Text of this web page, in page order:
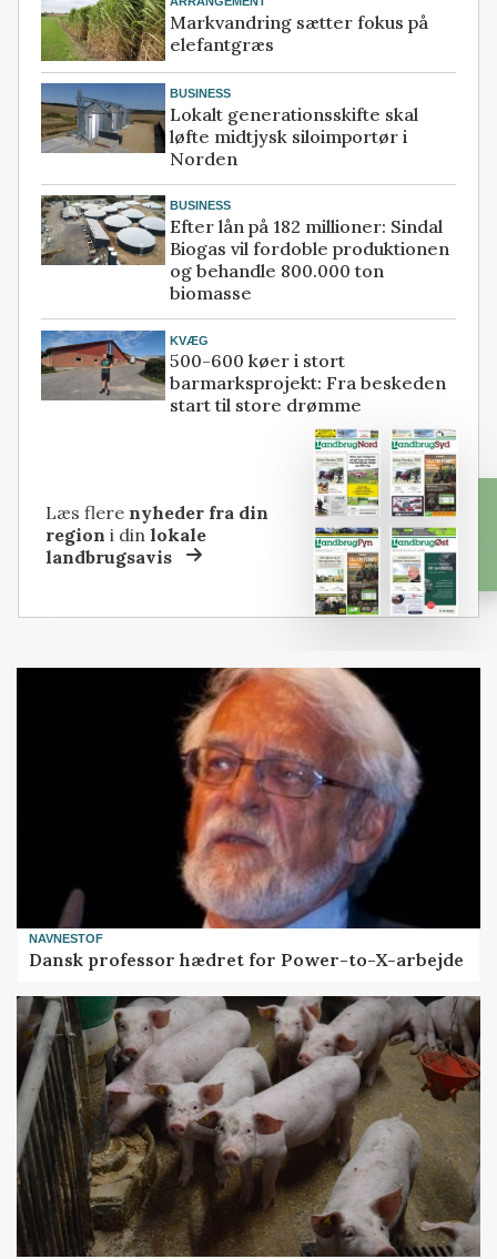
Markvandring sætter fokus på
elefantgræs
BUSINESS
Lokalt generationsskifte skal
løfte midtjysk siloimportør i
Norden
BUSINESS
Efter lån på 182 millioner: Sindal
Biogas vil fordoble produktionen
og behandle 800.000 ton
biomasse
KVÆG
500-600 køer i stort
barmarksprojekt: Fra beskeden
start til store drømme
Læs flere nyheder fra din
region i dinlokale
landbrugsavis
NAVNESTOF
Dansk professor hædret for Power-to-X-arbejde